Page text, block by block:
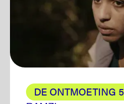
DE ONTMOETING 5